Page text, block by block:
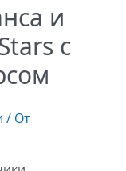
и
с
/ От